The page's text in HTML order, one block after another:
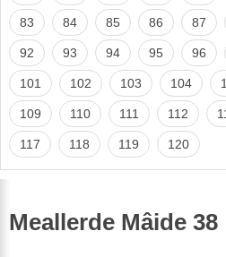
83 84 85 86 87
92 93 94 95 96
101 102 103 104
109 110 111 112
117 118 119 120
Meallerde Mâide 38